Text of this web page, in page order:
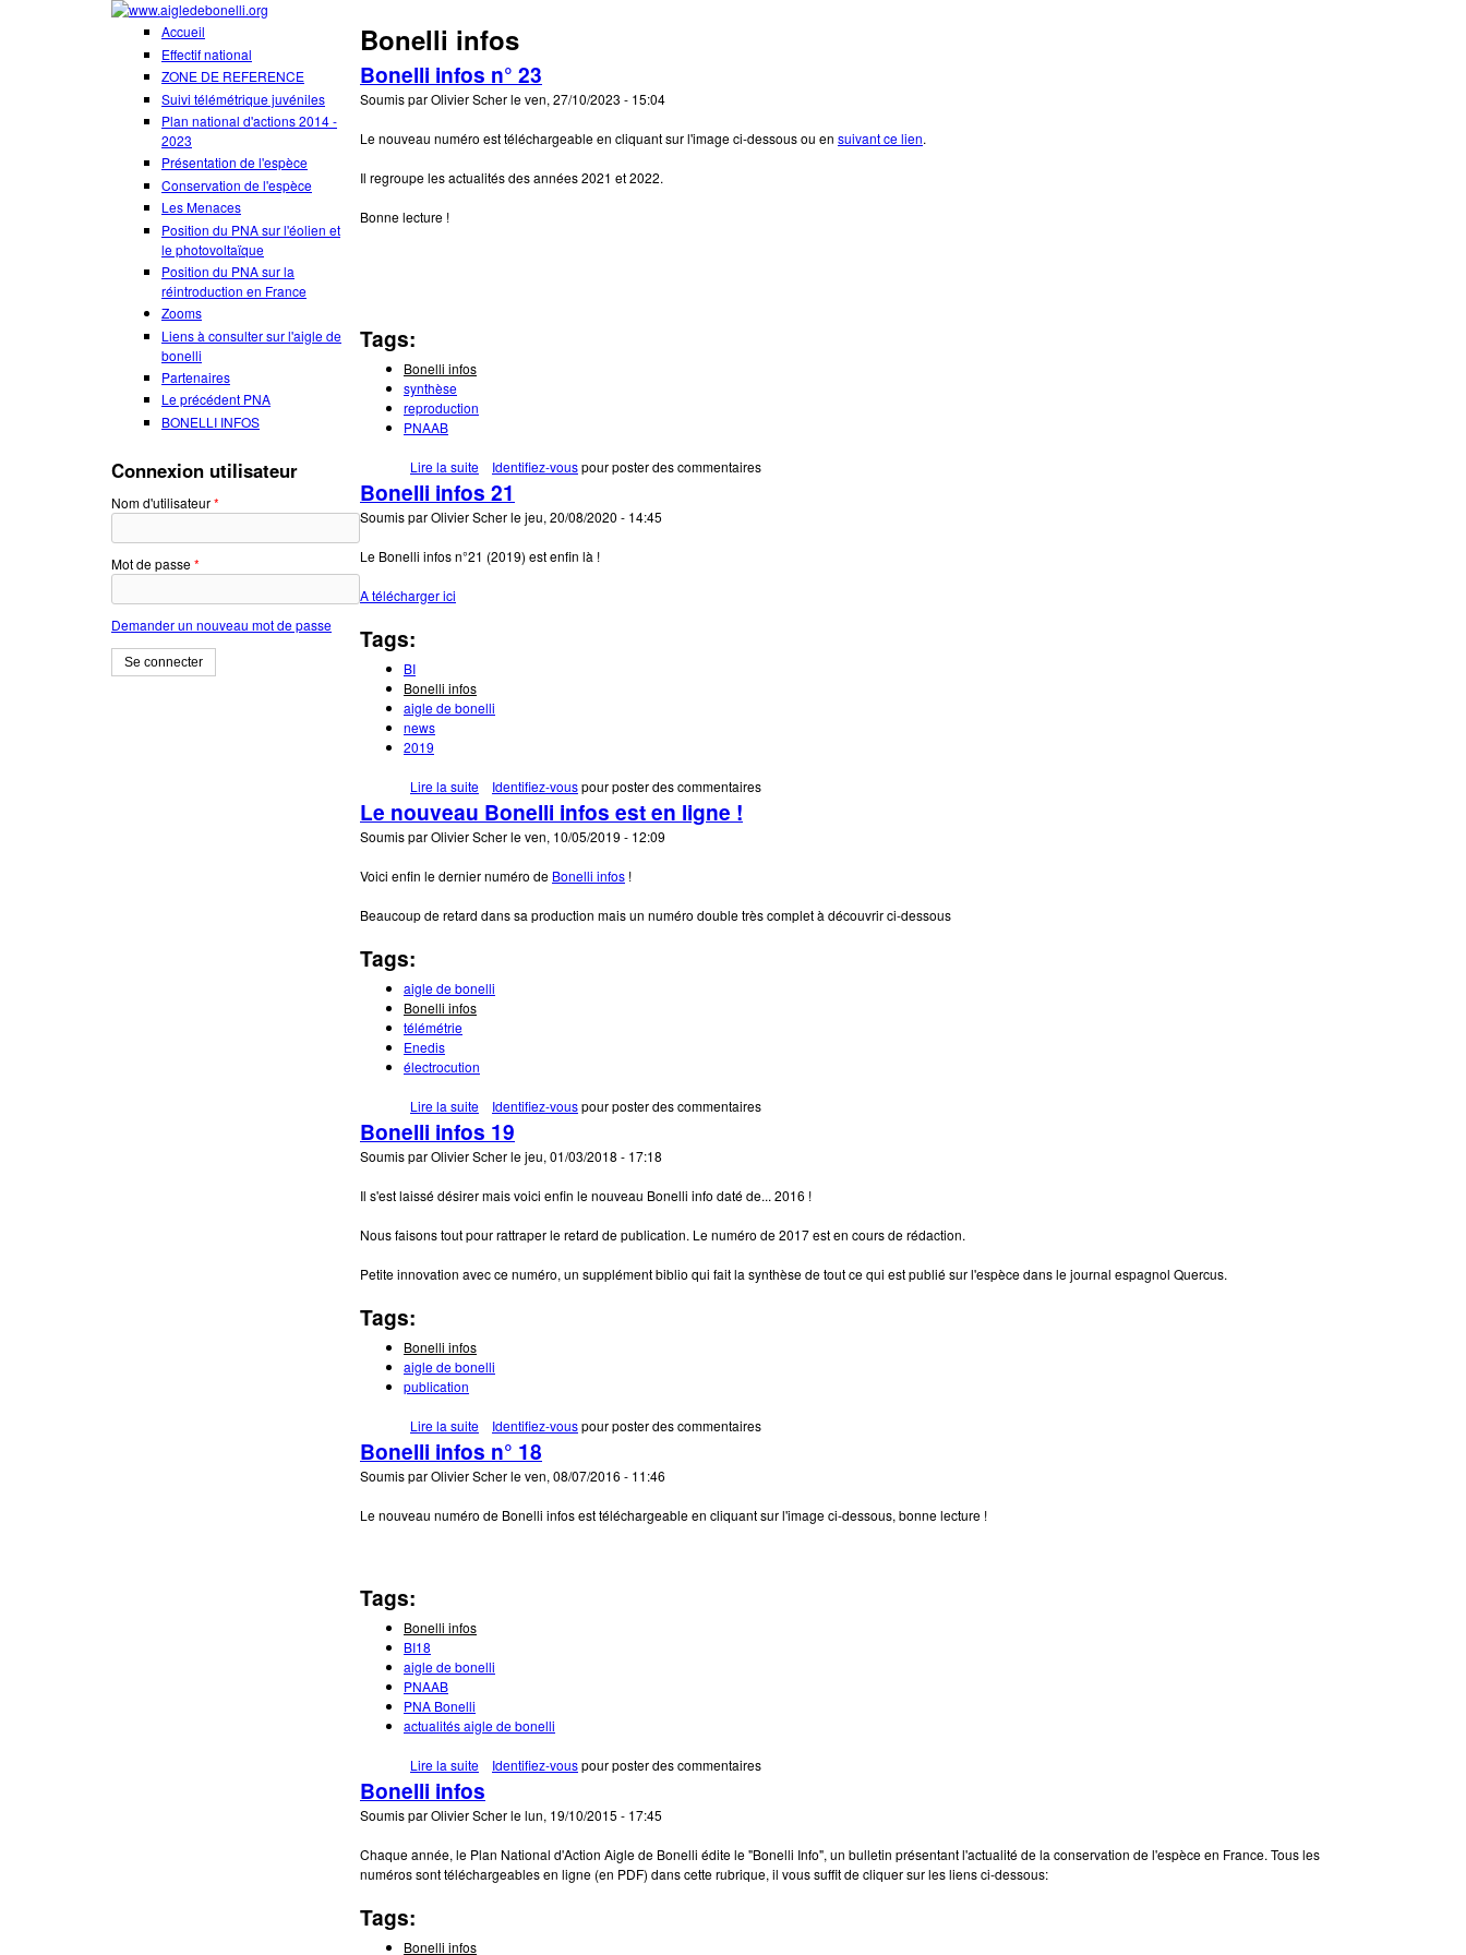
Aller au contenu principal
www.aigledebonelli.org
Bonelli infos
Bonelli infos n° 23
Soumis parOlivier Scherleven, 27/10/2023 - 15:04
Le nouveau numéro est téléchargeable en cliquant sur l'image ci-dessous ou en suivant ce lien.
Il regroupe les actualités des années 2021 et 2022.
Bonne lecture !
Tags:
Bonelli infos
synthèse
reproduction
PNAAB
Lire la suite de Bonelli infos n° 23
Identifiez-vouspour poster des commentaires
Bonelli infos 21
Soumis parOlivier Scherlejeu, 20/08/2020 - 14:45
Le Bonelli infos n°21 (2019) est enfin là !
A télécharger ici
Tags:
BI
Bonelli infos
aigle de bonelli
news
2019
Lire la suite de Bonelli infos 21
Identifiez-vouspour poster des commentaires
Le nouveau Bonelli infos est en ligne !
Soumis parOlivier Scherleven, 10/05/2019 - 12:09
Voici enfin le dernier numéro de Bonelli infos !
Beaucoup de retard dans sa production mais un numéro double très complet à découvrir ci-dessous
Tags:
aigle de bonelli
Bonelli infos
télémétrie
Enedis
électrocution
Lire la suite de Le nouveau Bonelli infos est en ligne !
Identifiez-vouspour poster des commentaires
Bonelli infos 19
Soumis parOlivier Scherlejeu, 01/03/2018 - 17:18
Il s'est laissé désirer mais voici enfin le nouveau Bonelli info daté de... 2016 !
Nous faisons tout pour rattraper le retard de publication. Le numéro de 2017 est en cours de rédaction.
Petite innovation avec ce numéro, un supplément biblio qui fait la synthèse de tout ce qui est publié sur l'espèce dans le journal espagnol Quercus.
Tags:
Bonelli infos
aigle de bonelli
publication
Lire la suite de Bonelli infos 19
Identifiez-vouspour poster des commentaires
Bonelli infos n° 18
Soumis parOlivier Scherleven, 08/07/2016 - 11:46
Le nouveau numéro de Bonelli infos est téléchargeable en cliquant sur l'image ci-dessous, bonne lecture !
Tags:
Bonelli infos
BI18
aigle de bonelli
PNAAB
PNA Bonelli
actualités aigle de bonelli
Lire la suite de Bonelli infos n° 18
Identifiez-vouspour poster des commentaires
Bonelli infos
Soumis parOlivier Scherlelun, 19/10/2015 - 17:45
Chaque année, le Plan National d'Action Aigle de Bonelli édite le "Bonelli Info", un bulletin présentant l'actualité de la conservation de l'espèce en France. Tous les
numéros sont téléchargeables en ligne (en PDF) dans cette rubrique, il vous suffit de cliquer sur les liens ci-dessous:
Tags:
Bonelli infos
Accueil
Effectif national
ZONE DE REFERENCE
Suivi télémétrique juvéniles
Plan national d'actions 2014 -
2023
Présentation de l'espèce
Conservation de l'espèce
Les Menaces
Position du PNA sur l'éolien et
le photovoltaïque
Position du PNA sur la
réintroduction en France
Zooms
Liens à consulter sur l'aigle de
bonelli
Partenaires
Le précédent PNA
BONELLI INFOS
Connexion utilisateur
Nom d'utilisateur*
Mot de passe*
Demander un nouveau mot de passe